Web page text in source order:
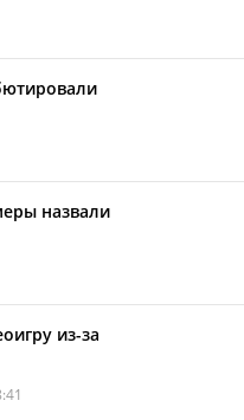
назвали
из-за